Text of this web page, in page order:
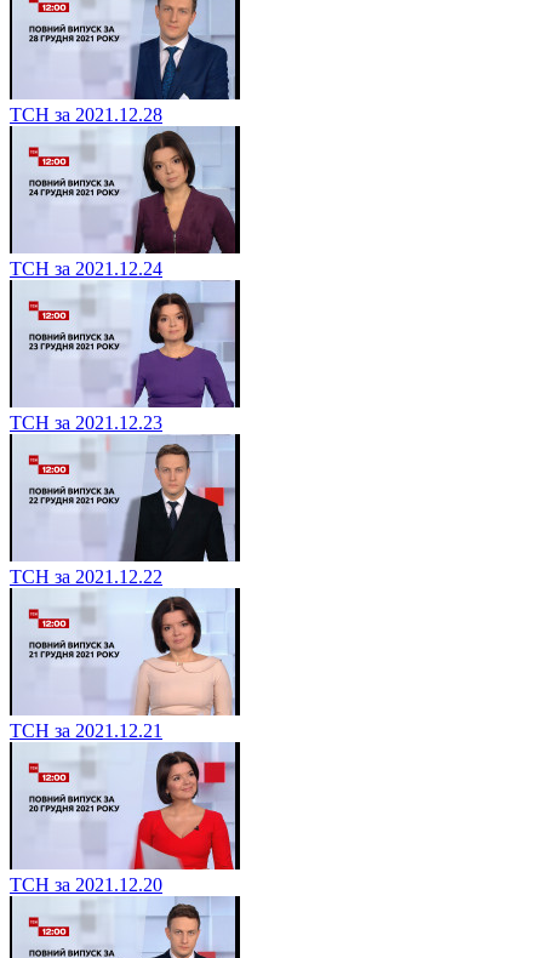
ТСН за 2021.12.28
ТСН за 2021.12.24
ТСН за 2021.12.23
ТСН за 2021.12.22
ТСН за 2021.12.21
ТСН за 2021.12.20